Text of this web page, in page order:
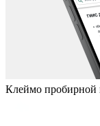
Клеймо пробирной